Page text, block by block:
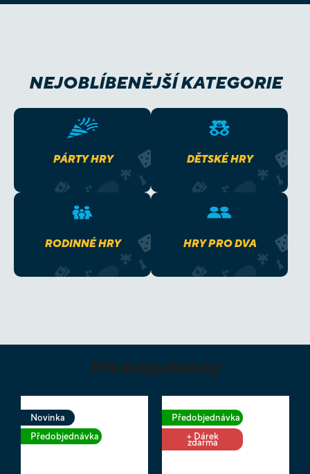
NEJOBLÍBENĚJŠÍ KATEGORIE
PÁRTY HRY DĚTSKÉ HRY
RODINNÉ HRY HRY PRO DVA
Předobjednávky
Novinka
Předobjednávka
Předobjednávka
+ Dárek
zdarma